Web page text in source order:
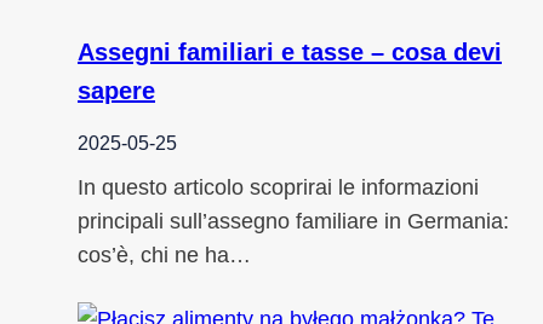
Assegni familiari e tasse – cosa devi
sapere
2025-05-25
In questo articolo scoprirai le informazioni
principali sull’assegno familiare in Germania:
cos’è, chi ne ha…